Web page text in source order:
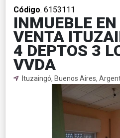
Código. 6153111
INMUEBLE
VENTA
4 DEPTOS 3
VVDA
Ituzaingó, Buenos Aires,